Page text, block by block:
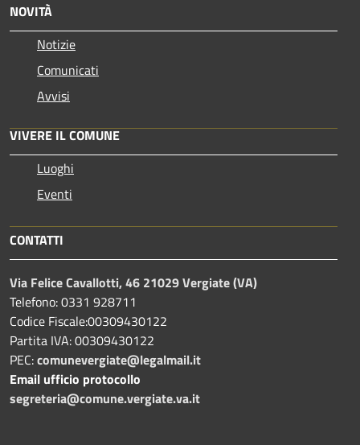
NOVITÀ
Notizie
Comunicati
Avvisi
VIVERE IL COMUNE
Luoghi
Eventi
CONTATTI
Via Felice Cavallotti, 46 21029 Vergiate (VA)
Telefono: 0331 928711
Codice Fiscale:00309430122
Partita IVA: 00309430122
PEC:comunevergiate@legalmail.it
Email ufficio protocollo
segreteria@comune.vergiate.va.it